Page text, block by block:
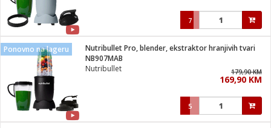
7
Ponovno na lageru
Nutribullet Pro, blender, ekstraktor hranjivih tvari
NB907MAB
Nutribullet
179,90 KM
169,90 KM
5